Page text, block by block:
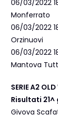
06/03/2022
Monferrato
06/03/2022
Orzinuovi
06/03/2022
Mantova
SERIE A2
Risultati 21^
Givova